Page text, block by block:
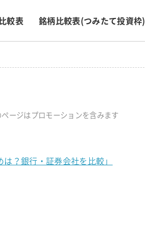
較表 銘柄比較表(つみたて投資枠)
ージはプロモーションを含みます
は？銀行・証券会社を比較」